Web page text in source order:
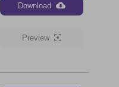
Download
Preview